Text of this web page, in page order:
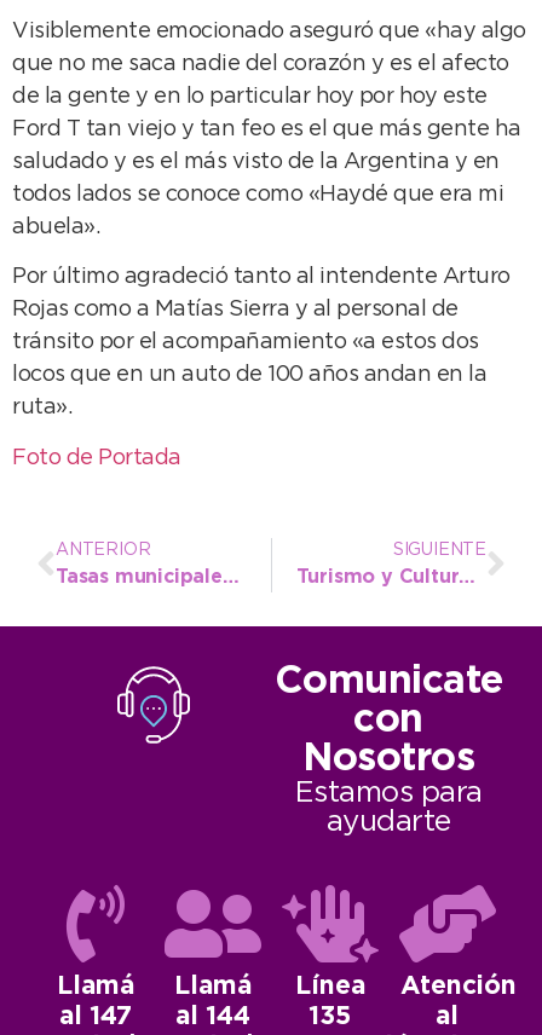
Visiblemente emocionado aseguró que «hay algo
que no me saca nadie del corazón y es el afecto
de la gente y en lo particular hoy por hoy este
Ford T tan viejo y tan feo es el que más gente ha
saludado y es el más visto de la Argentina y en
todos lados se conoce como «Haydé que era mi
abuela».
Por último agradeció tanto al intendente Arturo
Rojas como a Matías Sierra y al personal de
tránsito por el acompañamiento «a estos dos
locos que en un auto de 100 años andan en la
ruta».
Foto de Portada
ANTERIOR
Tasas municipales: Ofrecen nuevo beneficio por sumarse a la boleta electrónica
SIGUIENTE
Turismo y Cultura organizan una fiesta de máscaras para recibir a los carnavales
Comunicate
con
Nosotros
Estamos para
ayudarte
Llamá
al 147
Llamá
al 144
Línea
135
Atención
al